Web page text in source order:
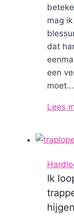
mag
dat
een
moet...
Lees
Ik